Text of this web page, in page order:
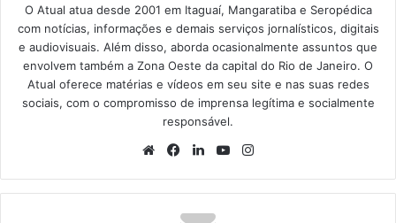
O Atual atua desde 2001 em Itaguaí, Mangaratiba e Seropédica
com notícias, informações e demais serviços jornalísticos, digitais
e audiovisuais. Além disso, aborda ocasionalmente assuntos que
envolvem também a Zona Oeste da capital do Rio de Janeiro. O
Atual oferece matérias e vídeos em seu site e nas suas redes
sociais, com o compromisso de imprensa legítima e socialmente
responsável.
We
te
Fa
bo
ok
Lin
din
Yo
ub
ra